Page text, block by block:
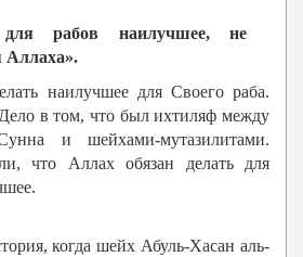
рабов наилучшее, не
Аллаха».
наилучшее для Своего раба.
в том, что был ихтиляф между
и шейхами-мутазилитами.
что Аллах обязан делать для
когда шейх Абуль-Хасан аль-